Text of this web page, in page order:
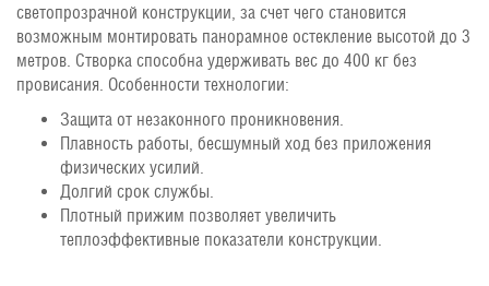
светопрозрачной конструкции, за счет чего становится
возможным монтировать панорамное остекление высотой до 3
метров. Створка способна удерживать вес до 400 кг без
провисания. Особенности технологии:
Защита от незаконного проникновения.
Плавность работы, бесшумный ход без приложения
физических усилий.
Долгий срок службы.
Плотный прижим позволяет увеличить
теплоэффективные показатели конструкции.